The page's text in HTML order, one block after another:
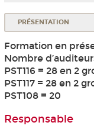
PRÉSENTATION
Formation en
Nombre
PST116 = 28 en 2
PST117 = 28 en 2
PST108 = 20
Responsable